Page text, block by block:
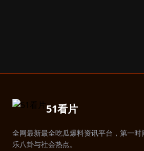
51看片
全网最新最全吃瓜爆料资讯平台，第一
乐八卦与社会热点。